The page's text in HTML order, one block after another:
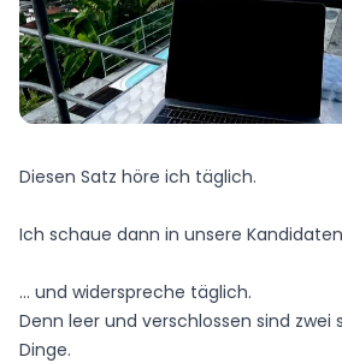
Diesen Satz höre ich täglich.
Ich schaue dann in unsere
... und widerspreche täglich.
Denn leer und verschlossen sind zwei
Dinge.